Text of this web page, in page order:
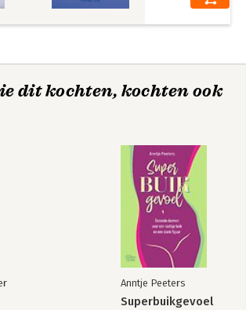
dit kochten, kochten ook
Anntje Peeters
Superbuikgevoel